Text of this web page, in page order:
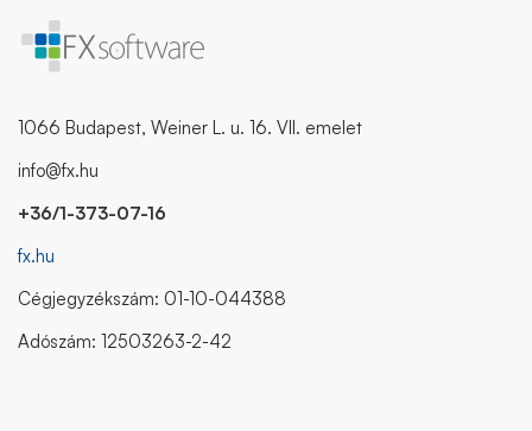
1066 Budapest, Weiner L. u. 16. VII. emelet
info@fx.hu
+36/1-373-07-16
fx.hu
Cégjegyzékszám: 01-10-044388
Adószám: 12503263-2-42